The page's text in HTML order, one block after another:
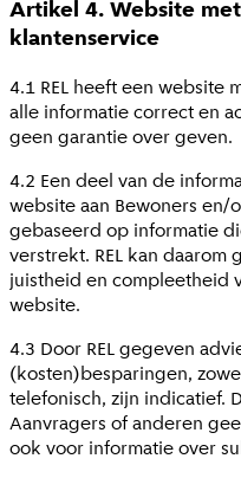
Artikel 4. Website
klantenservice
4.1 REL heeft een website
alle informatie correct en
geen garantie over geven.
4.2 Een deel van de
website aan Bewoners en/
gebaseerd op informatie
verstrekt. REL kan
juistheid en compleetheid
website.
4.3 Door REL gegeven
(kosten)besparingen,
telefonisch, zijn indicatief.
Aanvragers of anderen
ook voor informatie over